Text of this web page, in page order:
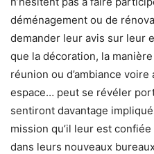
déménagement ou de
demander leur avis sur leur
que la décoration, la
réunion ou d’ambiance
espace… peut se révéler
sentiront davantage
mission qu’il leur est
dans leurs nouveaux